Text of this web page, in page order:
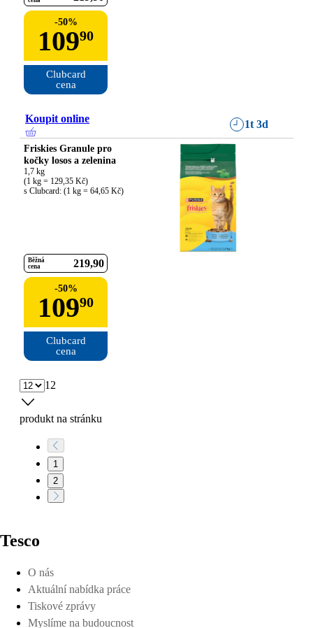
-50%
10990
Clubcard
cena
Koupit online 1t 3d
Friskies Granule pro
kočky losos a zelenina
1,7 kg
(1 kg = 129,35 Kč)
s Clubcard: (1 kg = 64,65 Kč)
Běžná
cena
219 90
-50%
10990
Clubcard
cena
12
produkt na stránku
1
2
Tesco
O nás
Aktuální nabídka práce
Tiskové zprávy
Myslíme na budoucnost